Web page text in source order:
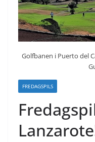
Golfbanen i Puerto del
FREDAGSPILS